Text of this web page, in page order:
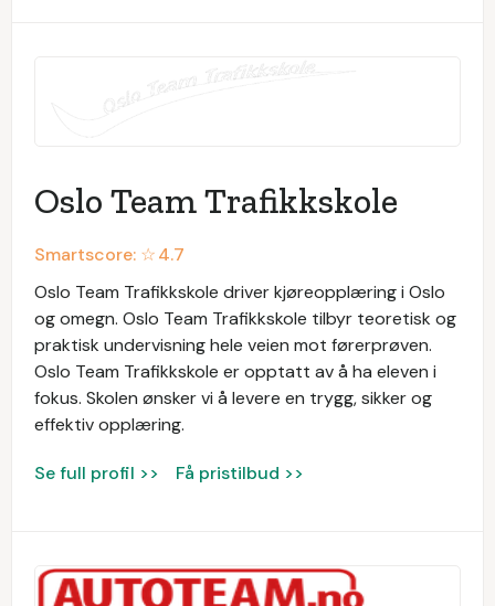
Oslo Team Trafikkskole
Smartscore: ☆4.7
Oslo Team Trafikkskole driver kjøreopplæring i Oslo
og omegn. Oslo Team Trafikkskole tilbyr teoretisk og
praktisk undervisning hele veien mot førerprøven.
Oslo Team Trafikkskole er opptatt av å ha eleven i
fokus. Skolen ønsker vi å levere en trygg, sikker og
effektiv opplæring.
Se full profil >> Få pristilbud >>